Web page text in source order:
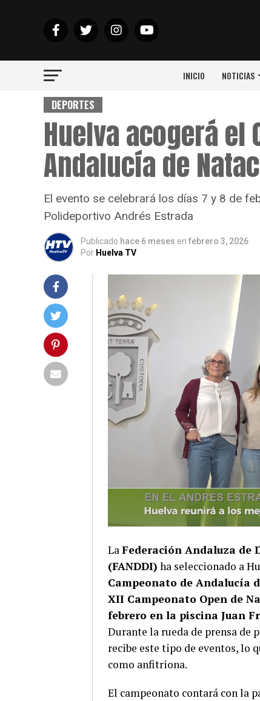
INICIO NOTICIAS
DEPORTES
Huelva acogerá el
Andalucía de
El evento se celebrará los días 7 y 8 de
Polideportivo Andrés Estrada
Publicado hace 6 meses en febrero 3, 2026
Por Huelva TV
LaFederación Andaluza de
(FANDDI) ha seleccionado a
Campeonato de Andalucía
XII Campeonato Open de
febrero en la piscina Juan
Durante la rueda de prensa de
recibe este tipo de eventos, lo
como anfitriona.
El campeonato contará con la